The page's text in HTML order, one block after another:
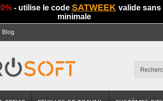
- utilise le code SATWEEK valide sans
minimale
Blog